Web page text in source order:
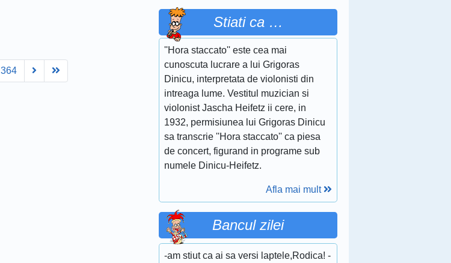
364 Next
Stiati ca …
''Hora staccato'' este cea mai
cunoscuta lucrare a lui Grigoras
Dinicu, interpretata de violonisti din
intreaga lume. Vestitul muzician si
violonist Jascha Heifetz ii cere, in
1932, permisiunea lui Grigoras Dinicu
sa transcrie ''Hora staccato'' ca piesa
de concert, figurand in programe sub
numele Dinicu-Heifetz.
Afla mai mult
Bancul zilei
-am stiut ca ai sa versi laptele,Rodica! -